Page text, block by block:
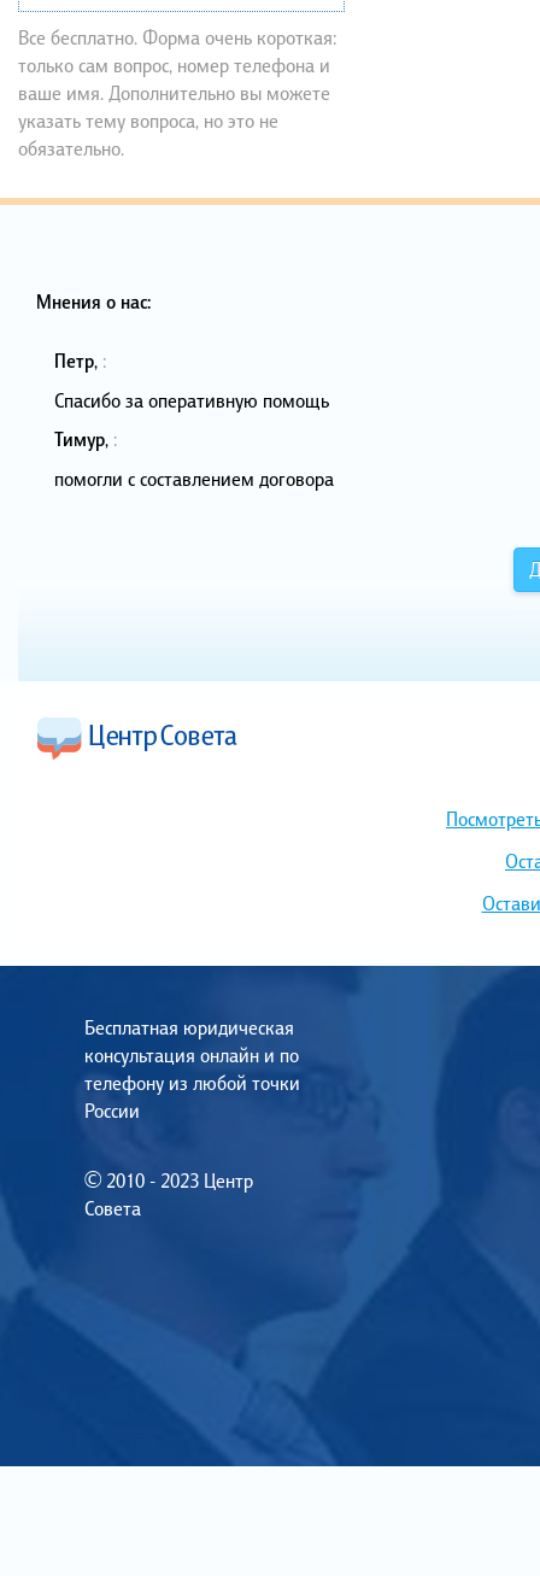
Все бесплатно. Форма очень короткая:
только сам вопрос, номер телефона и
ваше имя. Дополнительно вы можете
указать тему вопроса, но это не
обязательно.
Мнения о нас:
Петр, :
Спасибо за оперативную помощь
Тимур, :
помогли с составлением договора
Бесплатная юридическая
консультация онлайн и по
телефону из любой точки
России
© 2010 - 2023 Центр
Совета